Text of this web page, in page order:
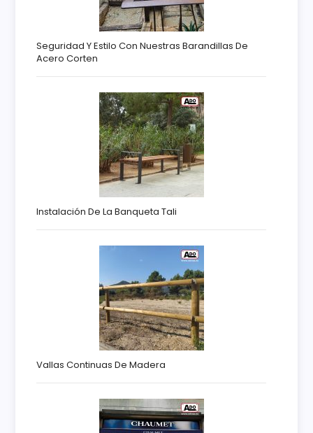
Seguridad Y Estilo Con Nuestras Barandillas De
Acero Corten
Instalación De La Banqueta Tali
Vallas Continuas De Madera